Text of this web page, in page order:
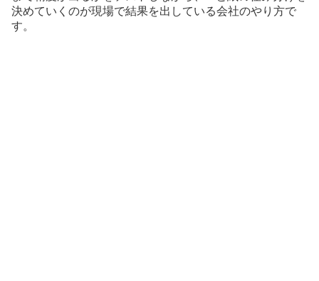
決めていくのが現場で結果を出している会社のやり方で
す。